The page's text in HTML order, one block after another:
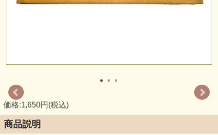
価格:1,650円(税込)
商品説明